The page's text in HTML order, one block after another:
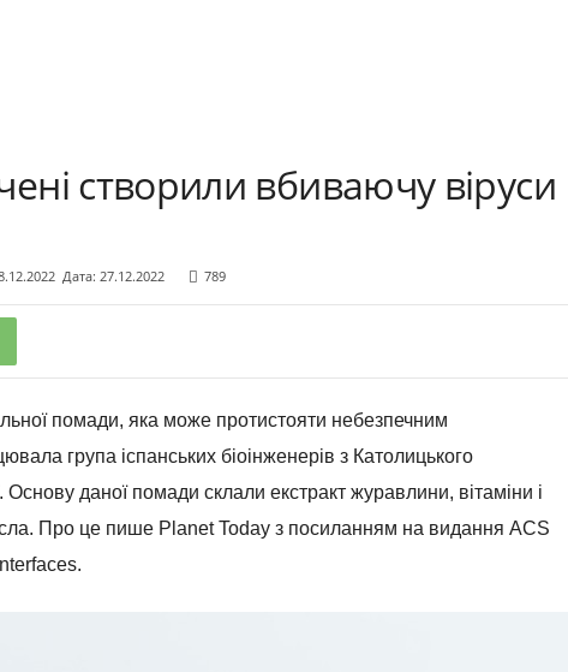
створили вбиваючу віруси
Дата: 27.12.2022 789
помади, яка може протистояти небезпечним
група іспанських біоінженерів з Католицького
Основу даної помади склали екстракт журавлини, вітаміни і
Про це пише Planet Today з посиланням на видання ACS